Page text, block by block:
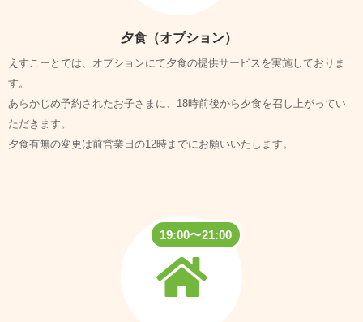
夕食（オプション）
えすこーとでは、オプションにて夕食の提供サービスを実施しておりま
す。
あらかじめ予約されたお子さまに、18時前後から夕食を召し上がってい
ただきます。
夕食有無の変更は前営業日の12時までにお願いいたします。
19:00〜21:00